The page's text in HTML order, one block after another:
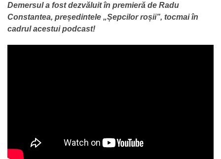
Demersul a fost dezvăluit în premieră de Radu
Constantea, președintele „Șepcilor roșii”, tocmai în
cadrul acestui podcast!